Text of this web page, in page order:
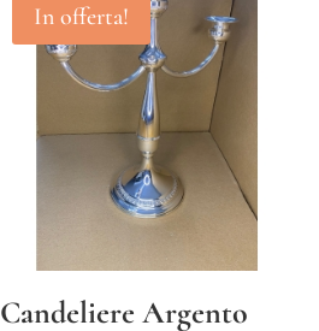
In offerta!
Candeliere Argento